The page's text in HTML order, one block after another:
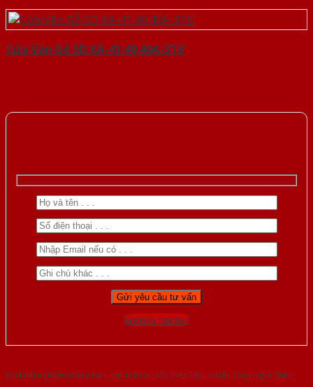
Cửa Vân Gỗ 5D KA-41.40.40A-3TK
Gọi 0976.169.864
Với kinh nghiệm nhiêu năm nghiên cứu cửa theo tiêu chuẩn công nghệ Châu